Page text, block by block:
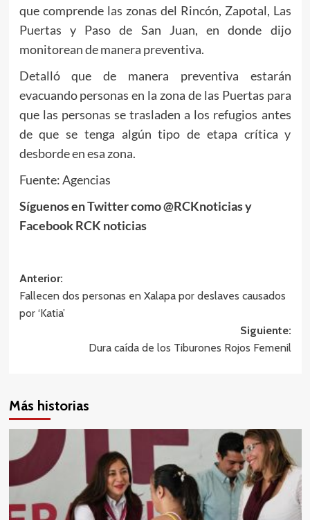
que comprende las zonas del Rincón, Zapotal, Las
Puertas y Paso de San Juan, en donde dijo
monitorean de manera preventiva.
Detalló que de manera preventiva estarán
evacuando personas en la zona de las Puertas para
que las personas se trasladen a los refugios antes
de que se tenga algún tipo de etapa crítica y
desborde en esa zona.
Fuente: Agencias
Síguenos en Twitter como @RCKnoticias y
Facebook RCK noticias
Navegación
de
entradas
Anterior:
Fallecen dos personas en Xalapa por deslaves causados
por ‘Katia’
Siguiente:
Dura caída de los Tiburones Rojos Femenil
Más historias